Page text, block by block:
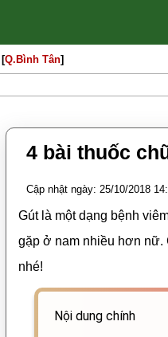
[Q.Bình Tân]
4 bài thuốc
Cập nhật ngày: 25/10/2018
Gút là một dạng bệnh
gặp ở nam nhiều hơn
nhé!
Nội dung chính